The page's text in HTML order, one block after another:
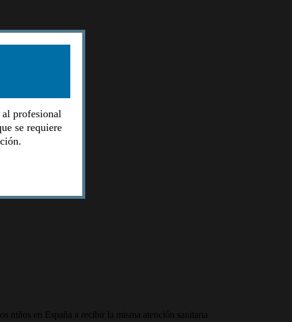
niños en España a recibir la misma atención sanitaria
profesional
se requiere